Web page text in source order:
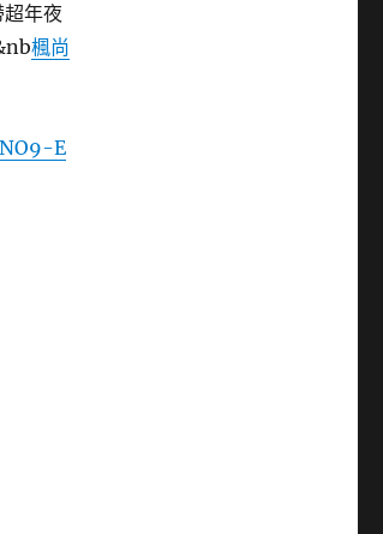
年夜
楓尚
E